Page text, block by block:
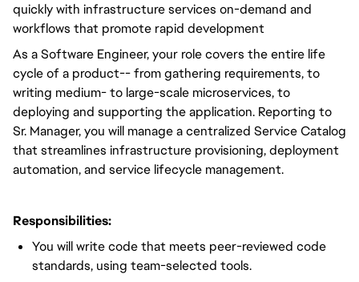
quickly with infrastructure services on-demand and
workflows that promote rapid development
As a Software Engineer, your role covers the entire life
cycle of a product-- from gathering requirements, to
writing medium- to large-scale microservices, to
deploying and supporting the application. Reporting to
Sr. Manager, you will manage a centralized Service Catalog
that streamlines infrastructure provisioning, deployment
automation, and service lifecycle management.
Responsibilities:
You will write code that meets peer-reviewed code
standards, using team-selected tools.